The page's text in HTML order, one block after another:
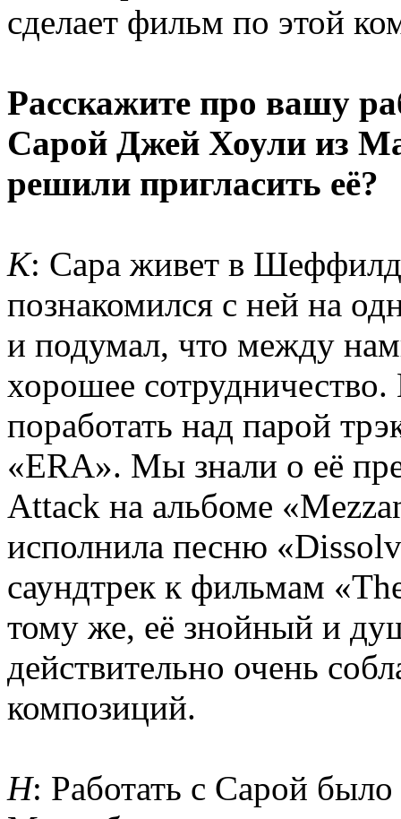
сделает фильм по этой
Расскажите про вашу
Сарой Джей Хоули из
решили пригласить её?
К: Сара живет в
познакомился с ней на
и подумал, что между
хорошее
поработать над парой
«ERA». Мы знали о её
Attack на альбоме
исполнила песню
саундтрек к фильмам
тому же, её знойный и
действительно очень
композиций.
Н: Работать с Сарой